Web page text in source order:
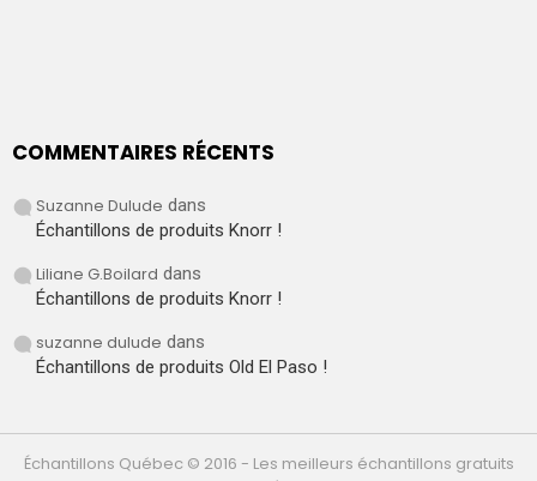
COMMENTAIRES RÉCENTS
Suzanne Dulude dans
Échantillons de produits Knorr !
Liliane G.Boilard dans
Échantillons de produits Knorr !
suzanne dulude dans
Échantillons de produits Old El Paso !
Échantillons Québec © 2016 - Les meilleurs échantillons gratuits